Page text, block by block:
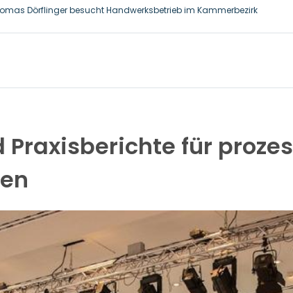
Dörflinger besucht Handwerksbetrieb im Kammerbezirk
und Katze – Tipps zur erfolgreichen Eingewöhnung
für